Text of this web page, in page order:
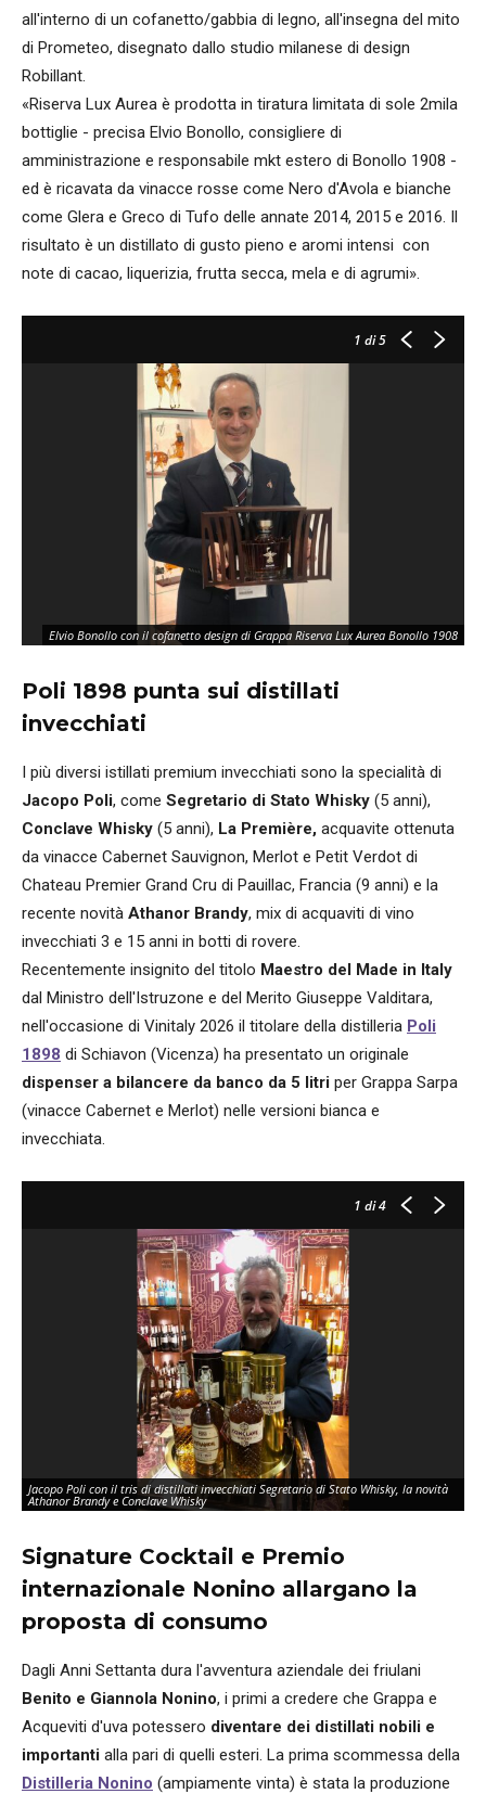
all'interno di un cofanetto/gabbia di legno, all'insegna del mito
di Prometeo, disegnato dallo studio milanese di design
Robillant.
«Riserva Lux Aurea è prodotta in tiratura limitata di sole 2mila
bottiglie - precisa Elvio Bonollo, consigliere di
amministrazione e responsabile mkt estero di Bonollo 1908 -
ed è ricavata da vinacce rosse come Nero d'Avola e bianche
come Glera e Greco di Tufo delle annate 2014, 2015 e 2016. Il
risultato è un distillato di gusto pieno e aromi intensi con
note di cacao, liquerizia, frutta secca, mela e di agrumi».
1 di 5
Elvio Bonollo con il cofanetto design di Grappa Riserva Lux Aurea Bonollo 1908
Poli 1898 punta sui distillati
invecchiati
I più diversi istillati premium invecchiati sono la specialità di
Jacopo Poli, come Segretario di Stato Whisky (5 anni),
Conclave Whisky (5 anni), La Première, acquavite ottenuta
da vinacce Cabernet Sauvignon, Merlot e Petit Verdot di
Chateau Premier Grand Cru di Pauillac, Francia (9 anni) e la
recente novità Athanor Brandy, mix di acquaviti di vino
invecchiati 3 e 15 anni in botti di rovere.
Recentemente insignito del titolo Maestro del Made in Italy
dal Ministro dell'Istruzone e del Merito Giuseppe Valditara,
nell'occasione di Vinitaly 2026 il titolare della distilleria Poli
1898 di Schiavon (Vicenza) ha presentato un originale
dispenser a bilancere da banco da 5 litri per Grappa Sarpa
(vinacce Cabernet e Merlot) nelle versioni bianca e
invecchiata.
1 di 4
Jacopo Poli con il tris di distillati invecchiati Segretario di Stato Whisky, la novità
Athanor Brandy e Conclave Whisky
Signature Cocktail e Premio
internazionale Nonino allargano la
proposta di consumo
Dagli Anni Settanta dura l'avventura aziendale dei friulani
Benito e Giannola Nonino, i primi a credere che Grappa e
Acqueviti d'uva potessero diventare dei distillati nobili e
importanti alla pari di quelli esteri. La prima scommessa della
Distilleria Nonino (ampiamente vinta) è stata la produzione